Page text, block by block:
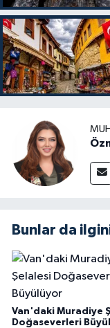
Bunlar da
Van'daki Muradiye
Doğaseverleri